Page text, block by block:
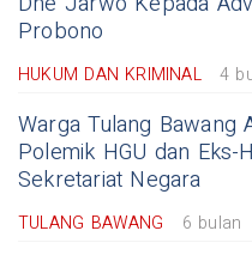
Probono
HUKUM DAN KRIMINAL 4
Warga Tulang Bawang
Polemik HGU dan Eks-
Sekretariat Negara
TULANG BAWANG 6 bulan